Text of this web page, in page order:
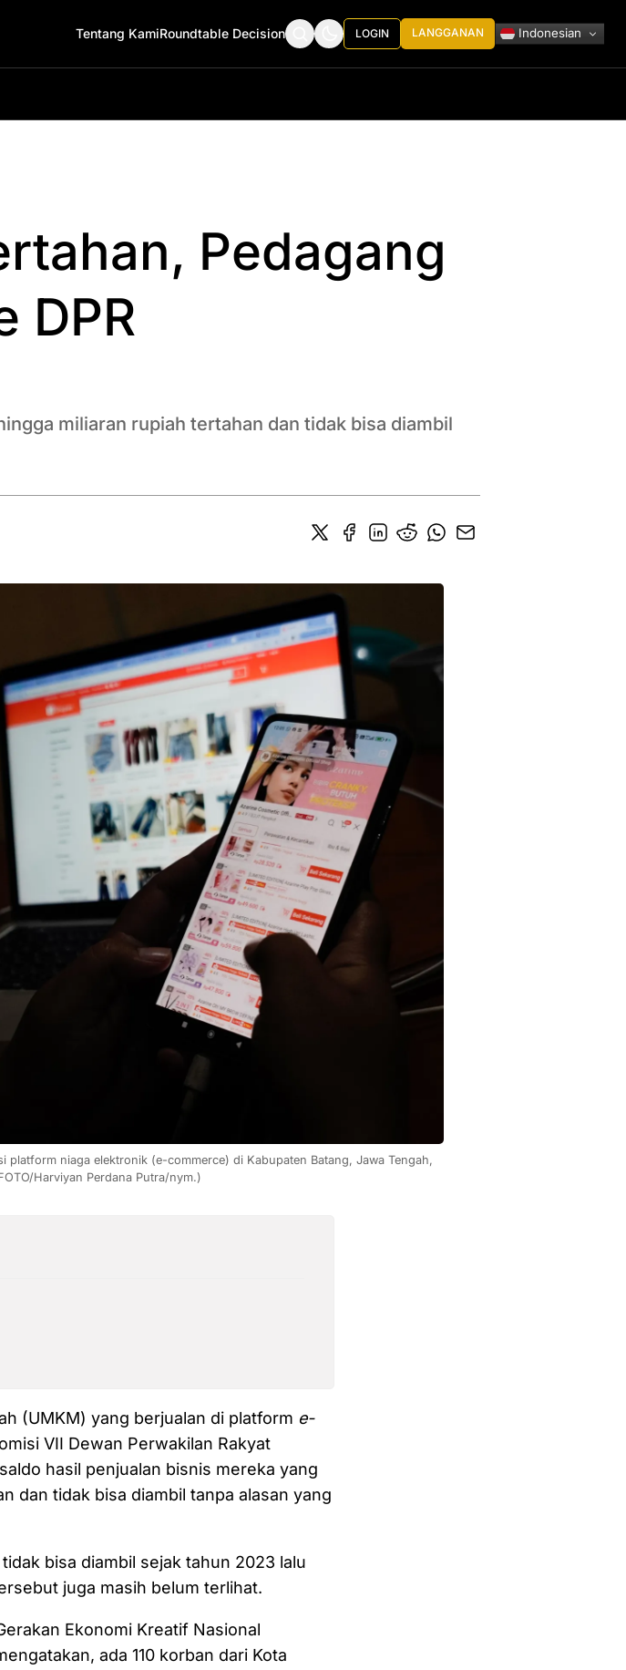
Tentang KamiRoundtable Decision LOGIN LANGGANAN Indonesian
Pedagang
DPR
miliaran rupiah tertahan dan tidak bisa diambil
niaga elektronik (e-commerce) di Kabupaten Batang, Jawa Tengah,
Harviyan Perdana Putra/nym.)
(UMKM) yang berjualan di platform e-
VII Dewan Perwakilan Rakyat
hasil penjualan bisnis mereka yang
dan tidak bisa diambil tanpa alasan yang
bisa diambil sejak tahun 2023 lalu
juga masih belum terlihat.
Ekonomi Kreatif Nasional
ada 110 korban dari Kota